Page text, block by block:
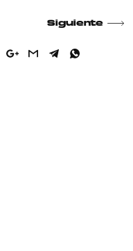
Siguiente